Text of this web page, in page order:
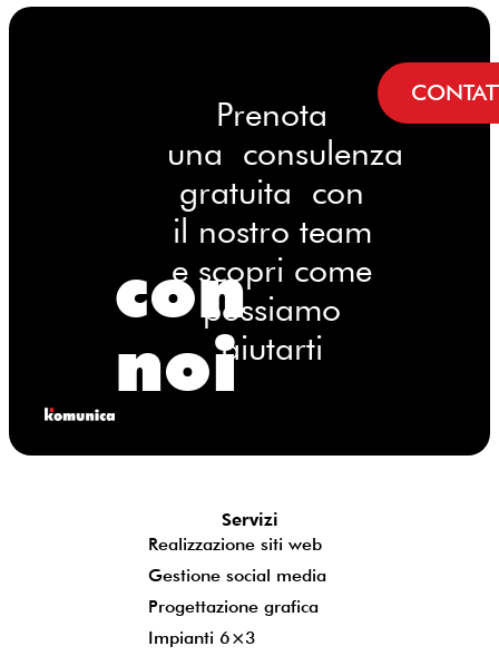
con
noi
Prenota
una consulenza
gratuita con
il nostro team
e scopri come
possiamo
aiutarti
Servizi
Realizzazione siti web
Gestione social media
Progettazione grafica
Impianti 6×3